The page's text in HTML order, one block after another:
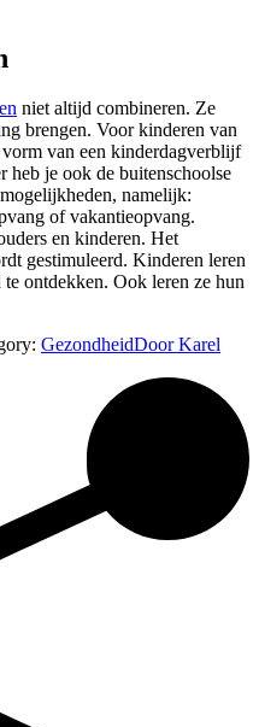
niet altijd combineren. Ze
brengen. Voor kinderen van
van een kinderdagverblijf
heb je ook de buitenschoolse
namelijk:
of vakantieopvang.
en kinderen. Het
gestimuleerd. Kinderen leren
te ontdekken. Ook leren ze hun
GezondheidDoorKarel